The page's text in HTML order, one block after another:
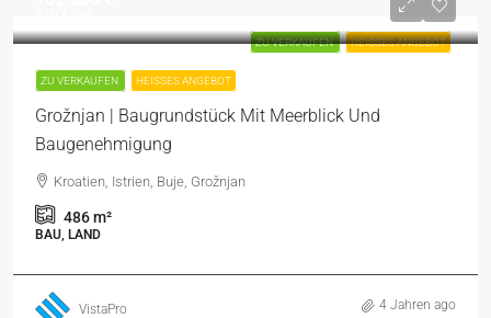
ZU VERKAUFEN HEISSES ANGEBOT
ZU VERKAUFEN HEISSES ANGEBOT
Grožnjan | Baugrundstück Mit Meerblick Und
Baugenehmigung
Kroatien, Istrien, Buje, Grožnjan
486m²
BAU, LAND
VistaPro 4 Jahren ago